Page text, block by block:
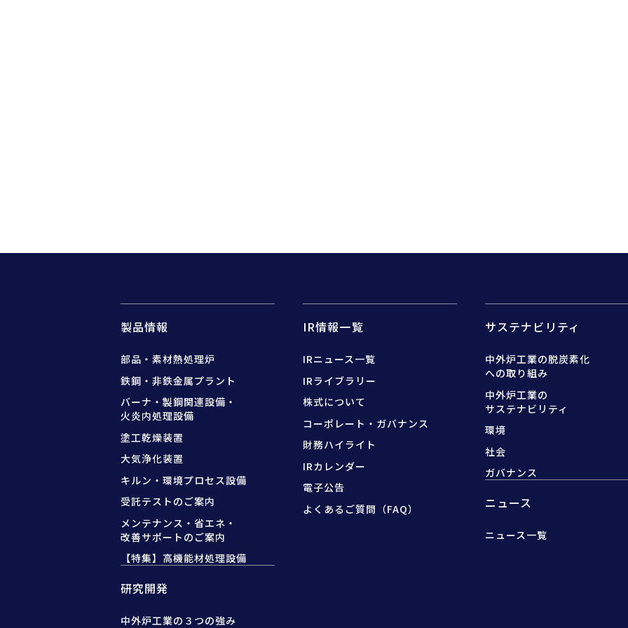
製品情報
部品・素材熱処理炉
鉄鋼・非鉄金属プラント
バーナ・製鋼関連設備・
火炎内処理設備
塗工乾燥装置
大気浄化装置
キルン・環境プロセス設備
受託テストのご案内
メンテナンス・省エネ・
改善サポートのご案内
【特集】高機能材処理設備
研究開発
中外炉工業の３つの強み
IR情報一覧
IRニュース一覧
IRライブラリー
株式について
コーポレート・ガバナンス
財務ハイライト
IRカレンダー
電子公告
よくあるご質問（FAQ）
サステナビリティ
中外炉工業の脱炭素化
への取り組み
中外炉工業の
サステナビリティ
環境
社会
ガバナンス
ニュース
ニュース一覧